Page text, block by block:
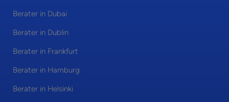
Berater in Dubai
Berater in Dublin
Berater in Frankfurt
Berater in Hamburg
Berater in Helsinki